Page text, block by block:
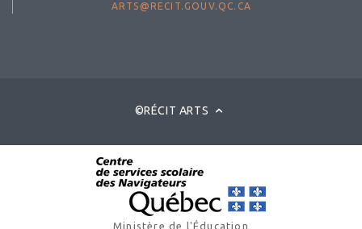
ARTS@RECIT.GOUV.QC.CA
©RÉCIT ARTS
Ministère de l'Éducation